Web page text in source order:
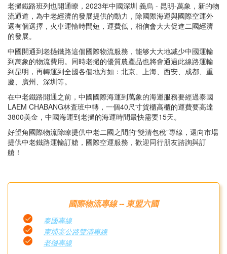
老撾鐵路班列也開通瞭，2023年中國深圳 義烏 - 昆明-萬象，新的物
流通道，為中老經濟的發展提供的動力，除國際海運與國際空運外
還有個選擇，火車運輸時間短，運費低，相信會大大促進二國經濟
的發展。
中國開通到老撾鐵路這個國際物流服務，能够大大地减少中國運輸
到萬象的物流費用。同時老撾的優質農產品也將會通過此線路運輸
到昆明，再轉運到全國各個地方如：北京、上海、西安、成都、重
慶、廣州、深圳等。
在中老鐵路開通之前，中國國際海運到萬象的海運服務要經過泰國
LAEM CHABANG林査班中轉，一個40尺寸貨櫃高櫃的運費要高達
3800美金，中國海運到老撾的海運時間最快需要15天。
好望角國際物流除瞭提供中老二國之間的“雙清包稅”專線，還向市場
提供中老鐵路運輸訂艙，國際空運服務，歡迎同行朋友諮詢與訂
艙！
國際物流專線 -- 東盟六國
泰國專線
柬埔寨公路雙清專線
老撾專線